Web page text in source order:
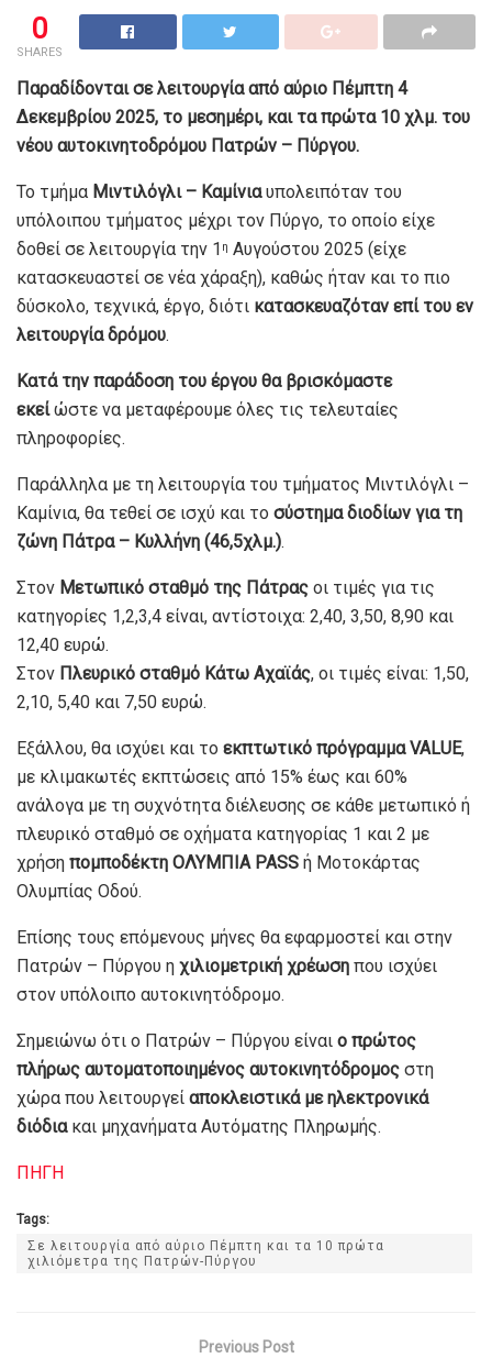
0
SHARES
Παραδίδονται σε λειτουργία από αύριο Πέμπτη 4
Δεκεμβρίου 2025, το μεσημέρι, και τα πρώτα 10 χλμ. του
νέου αυτοκινητοδρόμου Πατρών – Πύργου.
Το τμήμα Μιντιλόγλι – Καμίνιαυπολειπόταν του
υπόλοιπου τμήματος μέχρι τον Πύργο, το οποίο είχε
δοθεί σε λειτουργία την 1 η Αυγούστου 2025 (είχε
κατασκευαστεί σε νέα χάραξη), καθώς ήταν και το πιο
δύσκολο, τεχνικά, έργο, διότι κατασκευαζόταν επί του εν
λειτουργία δρόμου.
Κατά την παράδοση του έργου θα βρισκόμαστε
εκείώστε να μεταφέρουμε όλες τις τελευταίες
πληροφορίες.
Παράλληλα με τη λειτουργία του τμήματος Μιντιλόγλι –
Καμίνια, θα τεθεί σε ισχύ και το σύστημα διοδίων για τη
ζώνη Πάτρα – Κυλλήνη (46,5χλμ.).
Στον Μετωπικό σταθμό της Πάτρας οι τιμές για τις
κατηγορίες 1,2,3,4 είναι, αντίστοιχα: 2,40, 3,50, 8,90 και
12,40 ευρώ.
Στον Πλευρικό σταθμό Κάτω Αχαϊάς, οι τιμές είναι: 1,50,
2,10, 5,40 και 7,50 ευρώ.
Εξάλλου, θα ισχύει και το εκπτωτικό πρόγραμμα VALUE,
με κλιμακωτές εκπτώσεις από 15% έως και 60%
ανάλογα με τη συχνότητα διέλευσης σε κάθε μετωπικό ή
πλευρικό σταθμό σε οχήματα κατηγορίας 1 και 2 με
χρήση πομποδέκτη OΛΥΜΠΙΑ PASS ή Μοτοκάρτας
Ολυμπίας Οδού.
Επίσης τους επόμενους μήνες θα εφαρμοστεί και στην
Πατρών – Πύργου η χιλιομετρική χρέωση που ισχύει
στον υπόλοιπο αυτοκινητόδρομο.
Σημειώνω ότι ο Πατρών – Πύργου είναι ο πρώτος
πλήρως αυτοματοποιημένος αυτοκινητόδρομος στη
χώρα που λειτουργεί αποκλειστικά με ηλεκτρονικά
διόδιακαι μηχανήματα Αυτόματης Πληρωμής.
ΠΗΓΗ
Tags:
Σε λειτουργία από αύριο Πέμπτη και τα 10 πρώτα
χιλιόμετρα της Πατρών-Πύργου
Previous Post